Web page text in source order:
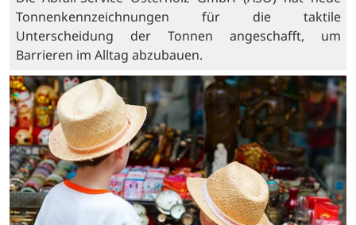
Tonnenkennzeichnungen für die taktile
Unterscheidung der Tonnen angeschafft, um
Barrieren im Alltag abzubauen.